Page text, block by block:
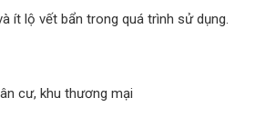
ít lộ vết bẩn trong quá trình sử dụng.
cư, khu thương mại